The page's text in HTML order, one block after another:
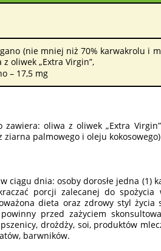
(nie mniej niż 70% karwakrolu i
oliwek „Extra Virgin”,
– 17,5 mg
zawiera: oliwa z oliwek „Extra
ziarna palmowego i oleju
ciągu dnia: osoby dorosłe jedna (1)
porcji zalecanej do
dieta oraz zdrowy styl
przed zażyciem
drożdży, soi, produktów
barwników.